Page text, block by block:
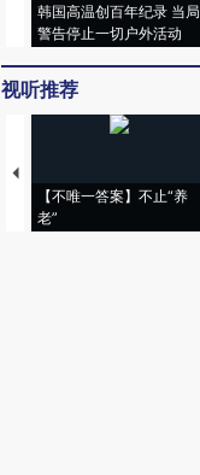
韩国高温创百年纪录 当局
警告停止一切户外活动
视听推荐
【不唯一答案】不止“养
老”